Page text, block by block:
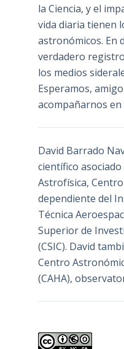
la Ciencia, y el
vida diaria tienen
astronómicos. En
verdadero
los medios
Esperamos,
acompañarnos en
David Barrado
científico
Astrofísica,
dependiente del
Técnica
Superior de
(CSIC). David
Centro
(CAHA),